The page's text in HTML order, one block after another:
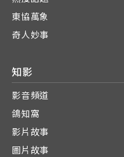
東協萬象
奇人妙事
知影
影音頻道
鴿知窩
影片故事
圖片故事